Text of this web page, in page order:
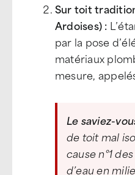
Sur toit
Ardoises) :
par la pose
matériaux
mesure,
Le saviez-
de toit mal
cause n°1
d’eau en